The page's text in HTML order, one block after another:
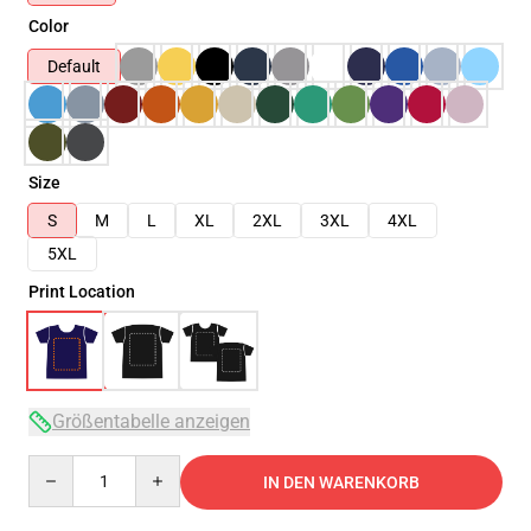
Color
Default
Size
S
M L XL 2XL 3XL
4XL
5XL
Print Location
Größentabelle anzeigen
IN DEN WARENKORB